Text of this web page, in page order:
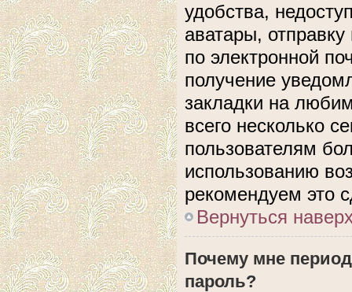
удобства,
аватары,
по электронной
получение
закладки на
всего несколько
пользователям
использованию
рекомендуем это
Вернуться
Почему мне
пароль?